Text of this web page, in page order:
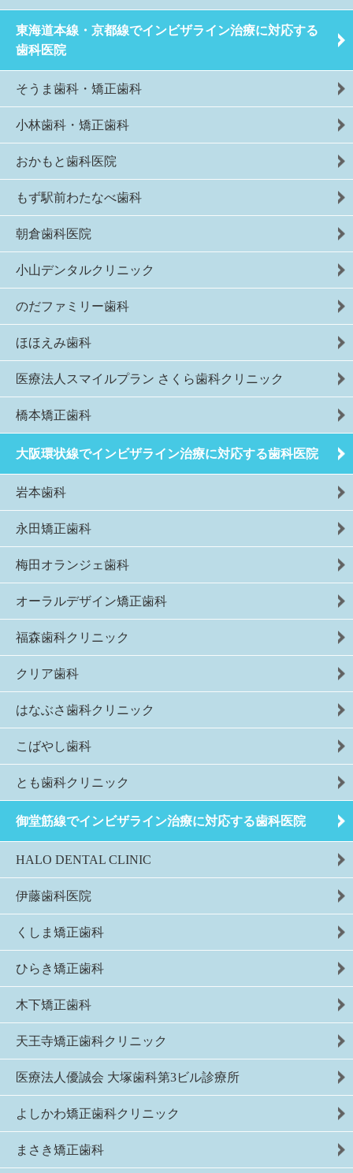
東海道本線・京都線でインビザライン治療に対応する
歯科医院
そうま歯科・矯正歯科
小林歯科・矯正歯科
おかもと歯科医院
もず駅前わたなべ歯科
朝倉歯科医院
小山デンタルクリニック
のだファミリー歯科
ほほえみ歯科
医療法人スマイルプラン さくら歯科クリニック
橋本矯正歯科
大阪環状線でインビザライン治療に対応する歯科医院
岩本歯科
永田矯正歯科
梅田オランジェ歯科
オーラルデザイン矯正歯科
福森歯科クリニック
クリア歯科
はなぶさ歯科クリニック
こばやし歯科
とも歯科クリニック
御堂筋線でインビザライン治療に対応する歯科医院
HALO DENTAL CLINIC
伊藤歯科医院
くしま矯正歯科
ひらき矯正歯科
木下矯正歯科
天王寺矯正歯科クリニック
医療法人優誠会 大塚歯科第3ビル診療所
よしかわ矯正歯科クリニック
まさき矯正歯科